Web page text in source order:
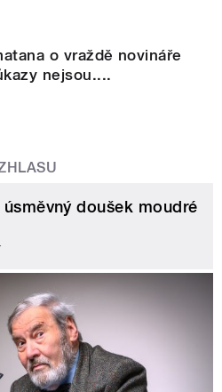
o vraždě novináře
nejsou....
doušek moudré